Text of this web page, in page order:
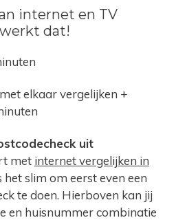
internet en TV
dat!
elkaar vergelijken +
uit
met internet vergelijken in
het slim om eerst even een
te doen. Hierboven kan jij
en huisnummer combinatie